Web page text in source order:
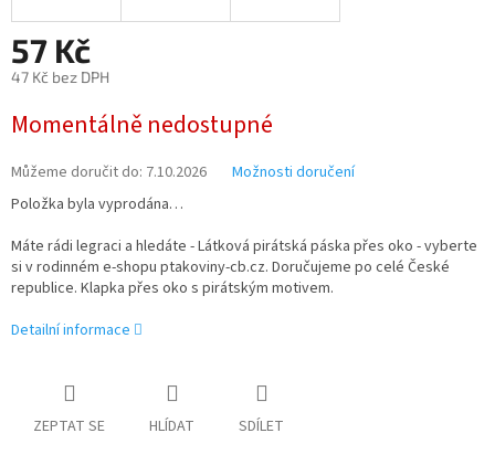
57 Kč
47 Kč bez DPH
cena:
Momentálně nedostupné
Můžeme doručit do: 7.10.2026
Možnosti doručení
Položka byla vyprodána…
Máte rádi legraci a hledáte - Látková pirátská páska přes oko - vyberte
si v rodinném e-shopu ptakoviny-cb.cz. Doručujeme po celé České
republice. Klapka přes oko s pirátským motivem.
Detailní informace
ZEPTAT SE HLÍDAT SDÍLET